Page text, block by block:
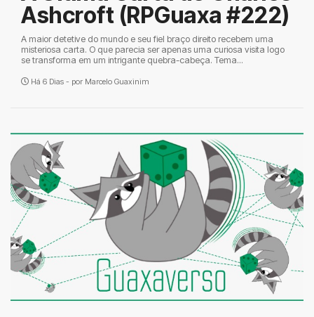
Ashcroft (RPGuaxa #222)
A maior detetive do mundo e seu fiel braço direito recebem uma
misteriosa carta. O que parecia ser apenas uma curiosa visita logo
se transforma em um intrigante quebra-cabeça. Tema...
Há 6 Dias - por Marcelo Guaxinim